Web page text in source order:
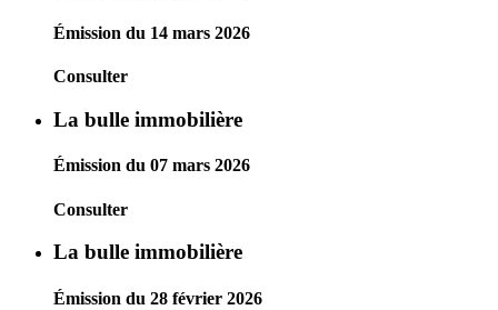
Émission du 14 mars 2026
Consulter
La bulle immobilière
Émission du 07 mars 2026
Consulter
La bulle immobilière
Émission du 28 février 2026